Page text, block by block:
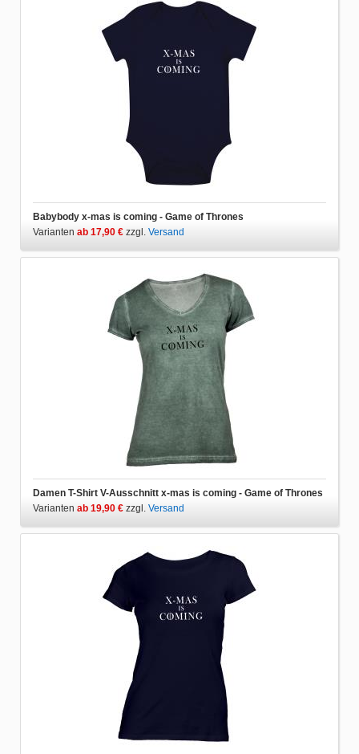
Babybody x-mas is coming - Game of Thrones
Varianten ab 17,90 € zzgl. Versand
Damen T-Shirt V-Ausschnitt x-mas is coming - Game of Thrones
Varianten ab 19,90 € zzgl. Versand